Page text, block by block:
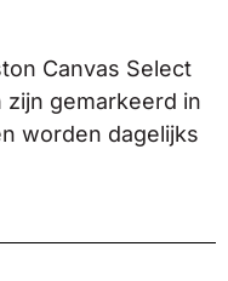
Canvas Select
zijn gemarkeerd in
worden dagelijks